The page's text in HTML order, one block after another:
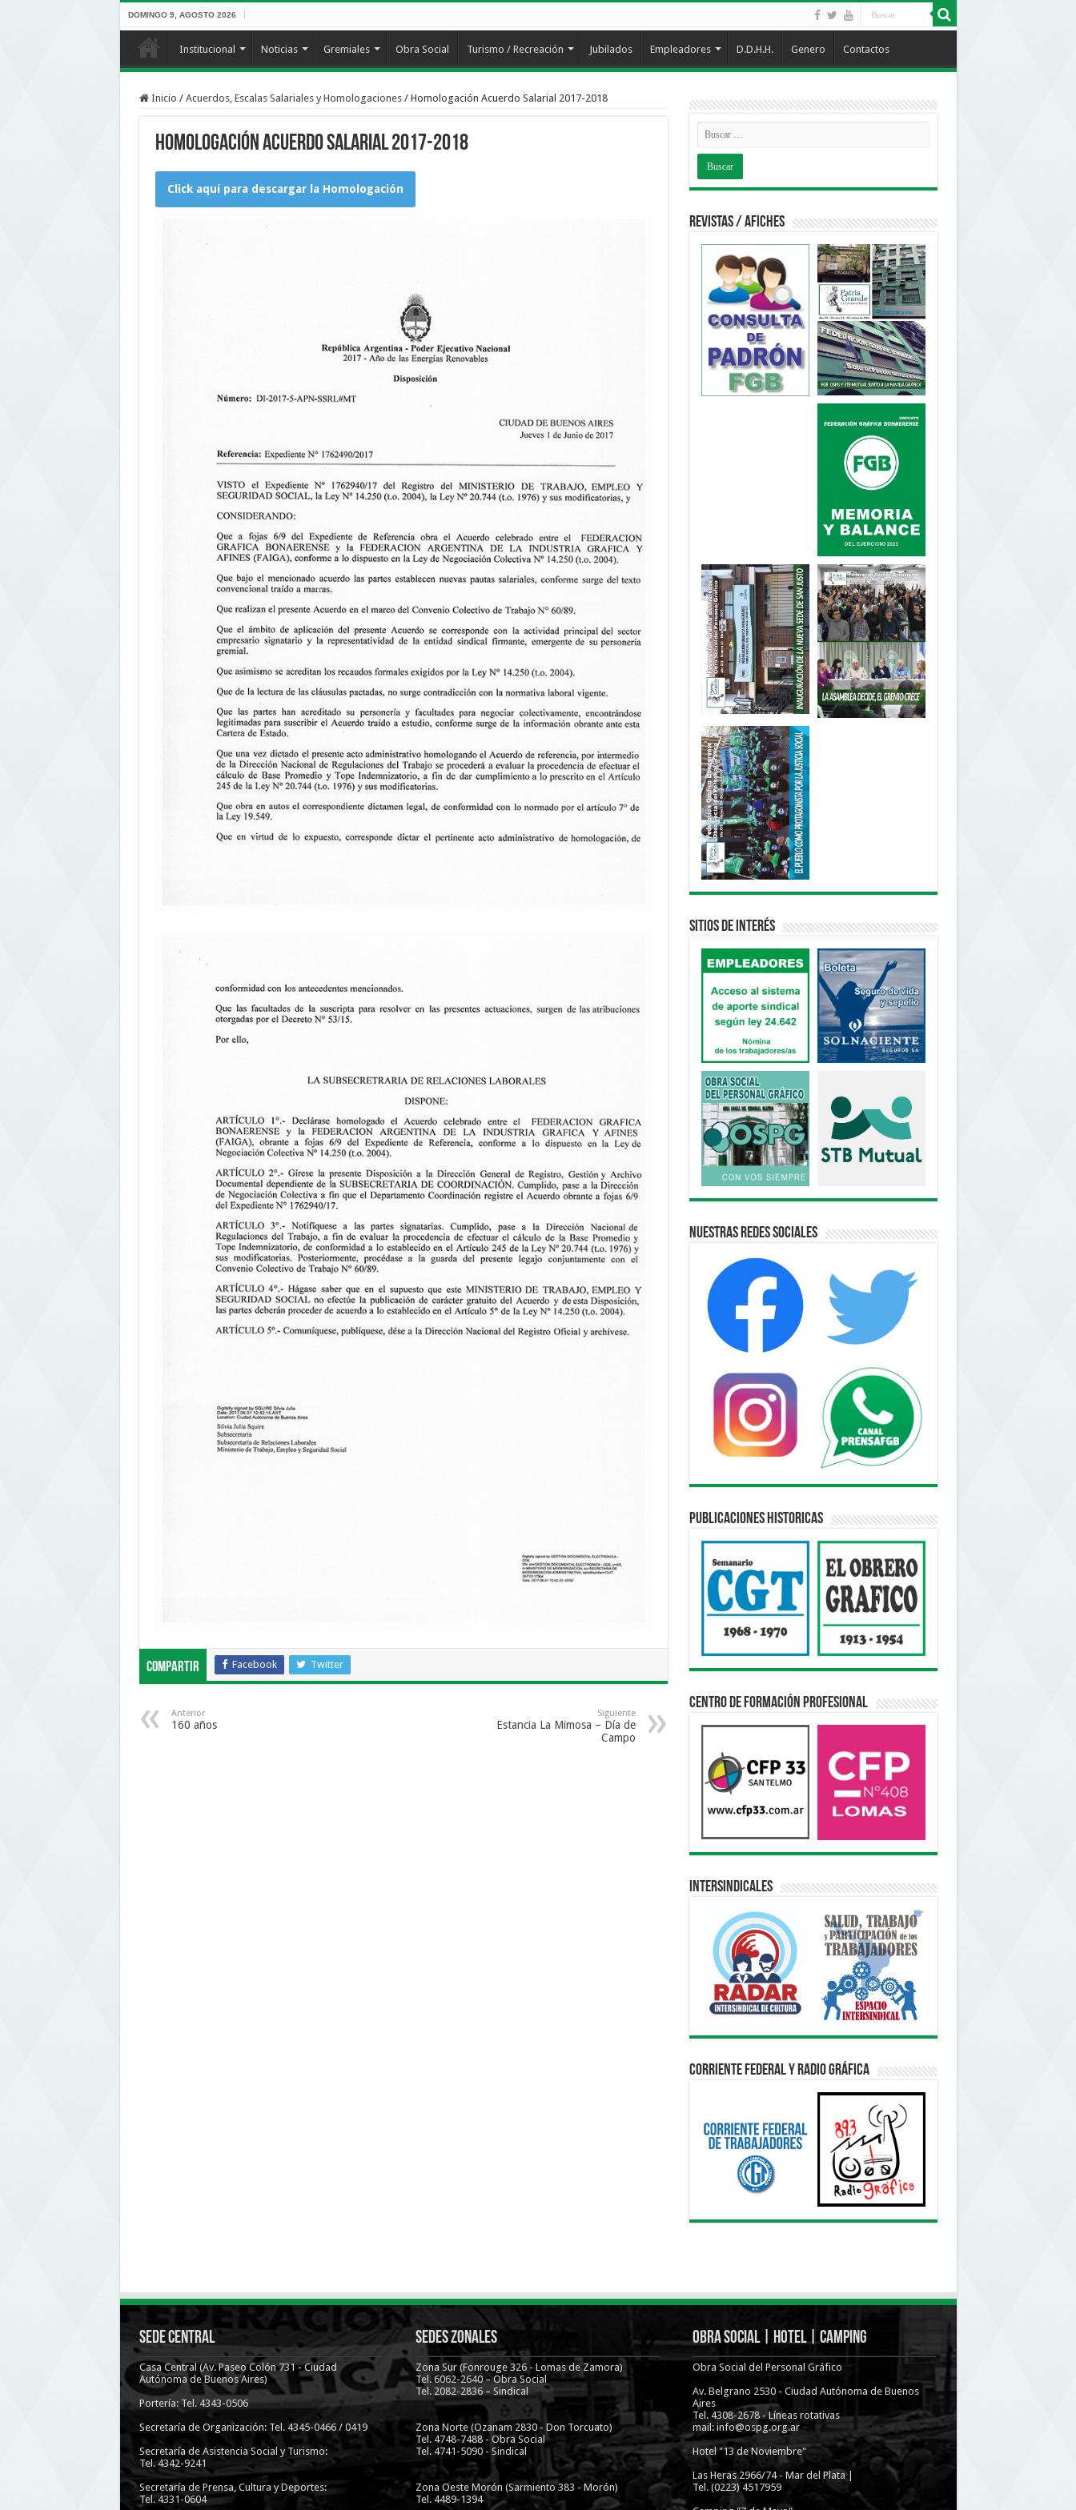
DOMINGO 9, AGOSTO 2026
Institucional Noticias Gremiales Obra Social Turismo / Recreación Jubilados Empleadores D.D.H.H. Genero Contactos
Inicio / Acuerdos, Escalas Salariales y Homologaciones / Homologación Acuerdo Salarial 2017-2018
Homologación Acuerdo Salarial 2017-2018
Click aquí para descargar la Homologación
Compartir Facebook Twitter
Anterior
160 años
Siguiente
Estancia La Mimosa – Día de
Campo
Revistas / Afiches
Sitios de interés
Nuestras Redes Sociales
Publicaciones Historicas
Centro de Formación Profesional
Intersindicales
Corriente Federal y Radio Gráfica
Sede Central
Casa Central (Av. Paseo Colón 731 - Ciudad
Autónoma de Buenos Aires)
Portería: Tel. 4343-0506
Secretaría de Organización: Tel. 4345-0466 / 0419
Secretaría de Asistencia Social y Turismo:
Tel. 4342-9241
Secretaría de Prensa, Cultura y Deportes:
Tel. 4331-0604
Sedes Zonales
Zona Sur (Fonrouge 326 - Lomas de Zamora)
Tel. 6062-2640 – Obra Social
Tel. 2082-2836 – Sindical
Zona Norte (Ozanam 2830 - Don Torcuato)
Tel. 4748-7488 - Obra Social
Tel. 4741-5090 - Sindical
Zona Oeste Morón (Sarmiento 383 - Morón)
Tel. 4489-1394
Obra Social | Hotel | Camping
Obra Social del Personal Gráfico
Av. Belgrano 2530 - Ciudad Autónoma de Buenos
Aires
Tel. 4308-2678 - Líneas rotativas
mail: info@ospg.org.ar
Hotel "13 de Noviembre"
Las Heras 2966/74 - Mar del Plata |
Tel. (0223) 4517959